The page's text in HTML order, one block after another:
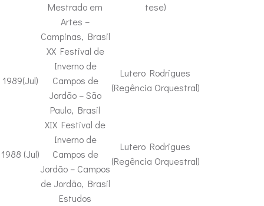
Mestrado em
Artes –
Campinas, Brasil
tese)
1989(Jul)
XX Festival de
Inverno de
Campos de
Jordão – São
Paulo, Brasil
Lutero Rodrigues
(Regência Orquestral)
1988 (Jul)
XIX Festival de
Inverno de
Campos de
Jordão – Campos
de Jordão, Brasil
Lutero Rodrigues
(Regência Orquestral)
Estudos